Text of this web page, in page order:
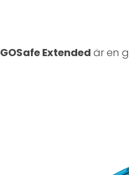
GOSafe Extended är en